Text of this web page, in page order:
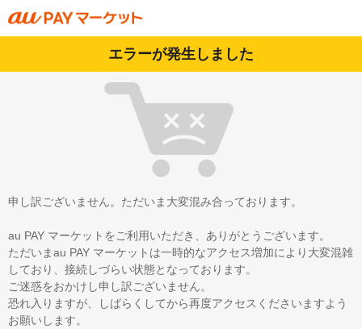
エラーが発生しました
申し訳ございません。ただいま大変混み合っております。
au PAY マーケットをご利用いただき、ありがとうございます。
ただいまau PAY マーケットは一時的なアクセス増加により大変混雑
しており、接続しづらい状態となっております。
ご迷惑をおかけし申し訳ございません。
恐れ入りますが、しばらくしてから再度アクセスくださいますよう
お願いします。